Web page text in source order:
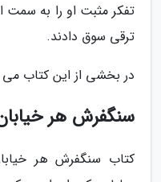
تفکر مثبت او را به سمت
ترقی سوق دادند.
در بخشی از این کتاب می
سنگفرش هر
کتاب سنگفرش هر